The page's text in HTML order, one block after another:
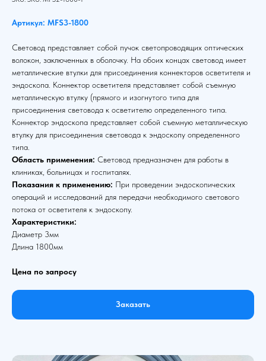
Артикул: MFS3-1800
Световод представляет собой пучок светопроводящих оптических
волокон, заключенных в оболочку. На обоих концах световод имеет
металлические втулки для присоединения коннекторов осветителя и
эндоскопа. Коннектор осветителя представляет собой съемную
металлическую втулку (прямого и изогнутого типа для
присоединения световода к осветителю определенного типа.
Коннектор эндоскопа представляет собой съемную металлическую
втулку для присоединения световода к эндоскопу определенного
типа.
Область применения: Световод предназначен для работы в
клиниках, больницах и госпиталях.
Показания к применению: При проведении эндоскопических
операций и исследований для передачи необходимого светового
потока от осветителя к эндоскопу.
Характеристики:
Диаметр 3мм
Длина 1800мм
Цена по запросу
Заказать